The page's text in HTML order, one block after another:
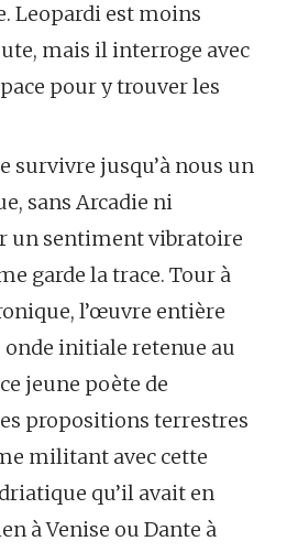
Leopardi est moins
mais il interroge avec
pour y trouver les
survivre jusqu’à nous un
sans Arcadie ni
un sentiment vibratoire
garde la trace. Tour à
l’œuvre entière
initiale retenue au
jeune poète de
propositions terrestres
militant avec cette
qu’il avait en
à Venise ou Dante à